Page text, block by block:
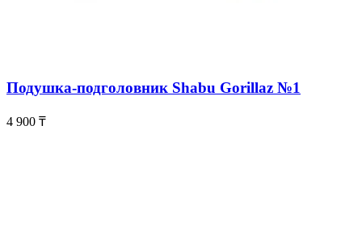
Подушка-подголовник Shabu Gorillaz №1
4 900 ₸